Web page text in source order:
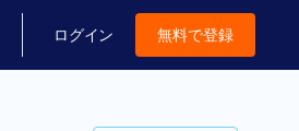
ログイン 無料で登録